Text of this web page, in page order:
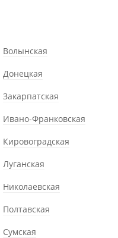
Волынская
Донецкая
Закарпатская
Ивано-Франковская
Кировоградская
Луганская
Николаевская
Полтавская
Сумская